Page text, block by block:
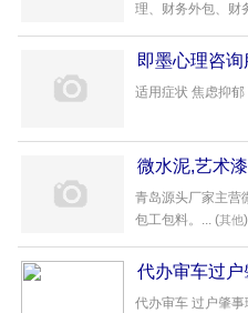
理、财务外包、财
即墨心理咨
适用症状 焦虑抑
微水泥,艺术
青岛源头厂家主营
包工包料。... (其他)
代办审车过
代办审车 过户肇